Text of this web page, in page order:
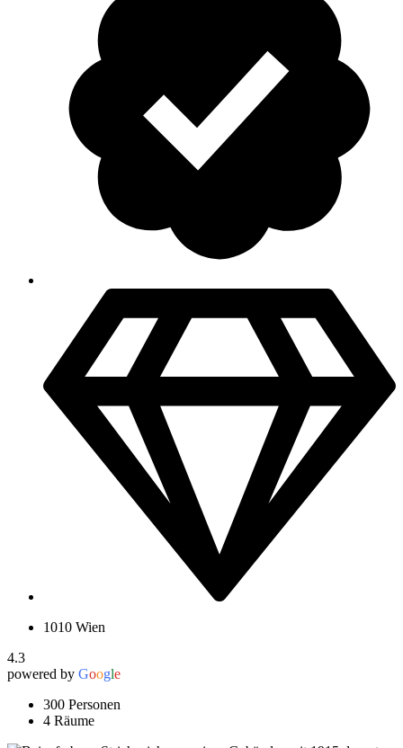
1010 Wien
4.3
powered by Google
300 Personen
4 Räume